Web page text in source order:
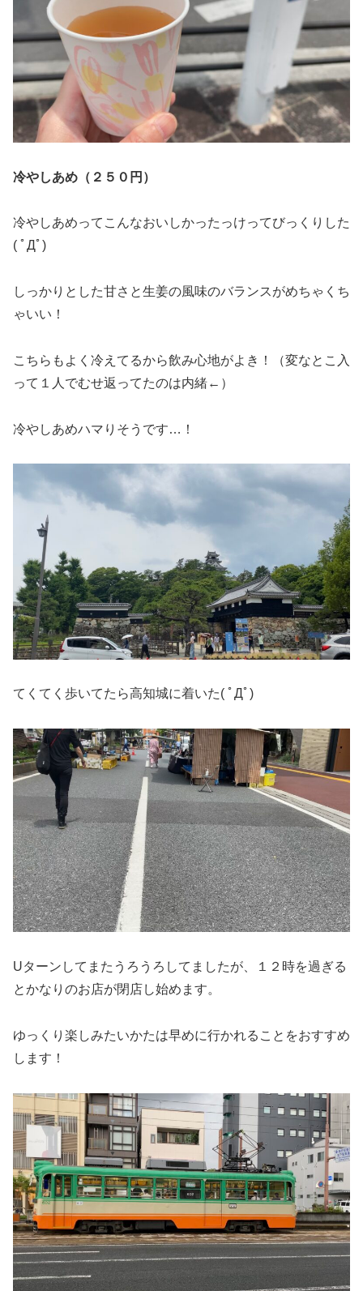
冷やしあめ（２５０円）
冷やしあめってこんなおいしかったっけってびっくりした
( ﾟДﾟ)
しっかりとした甘さと生姜の風味のバランスがめちゃくち
ゃいい！
こちらもよく冷えてるから飲み心地がよき！（変なとこ入
って１人でむせ返ってたのは内緒←）
冷やしあめハマりそうです…！
てくてく歩いてたら高知城に着いた( ﾟДﾟ)
Uターンしてまたうろうろしてましたが、１２時を過ぎる
とかなりのお店が閉店し始めます。
ゆっくり楽しみたいかたは早めに行かれることをおすすめ
します！